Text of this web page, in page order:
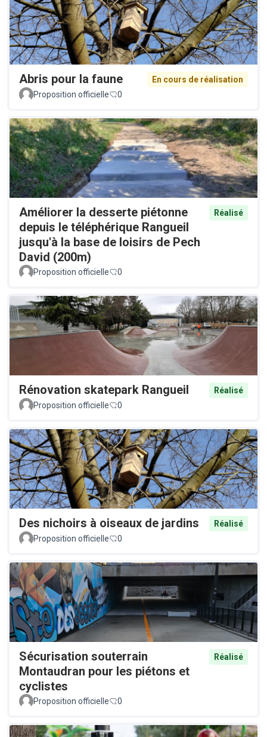
Abris pour la faune
En cours de réalisation
Proposition officielle
0
Améliorer la desserte piétonne
depuis le téléphérique Rangueil
jusqu'à la base de loisirs de Pech
David (200m)
Réalisé
Proposition officielle 0
Rénovation skatepark Rangueil
Réalisé
Proposition officielle
0
Des nichoirs à oiseaux de jardins
Réalisé
Proposition officielle
0
Sécurisation souterrain
Montaudran pour les piétons et
cyclistes
Réalisé
Proposition officielle 0